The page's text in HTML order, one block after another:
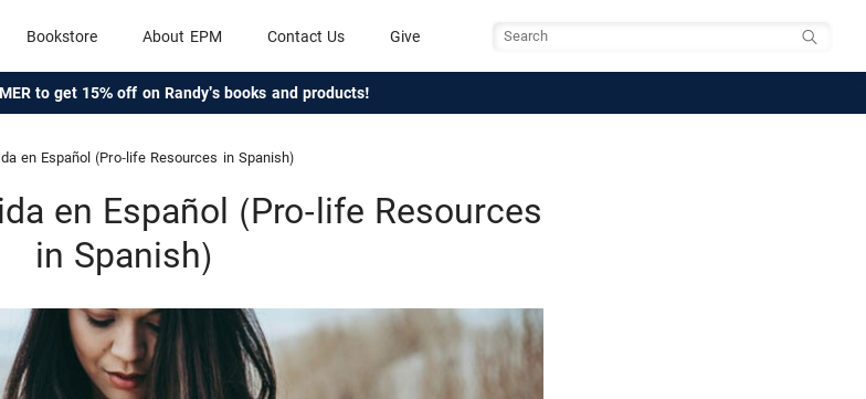
Bookstore About EPM Contact Us Give
to get 15% off on Randy's books and products!
en Español (Pro-life Resources in Spanish)
en Español (Pro-life Resources
in Spanish)